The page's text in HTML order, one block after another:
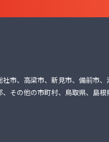
市、高梁市、新見市、備前市
その他の市町村、鳥取県、島